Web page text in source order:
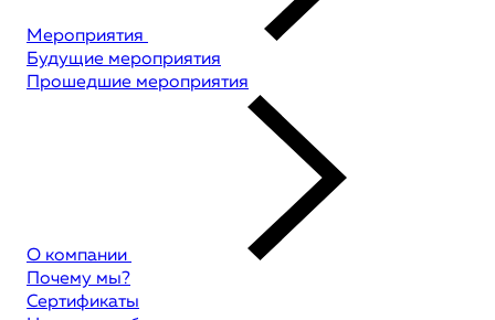
Мероприятия
Будущие мероприятия
Прошедшие мероприятия
О компании
Почему мы?
Сертификаты